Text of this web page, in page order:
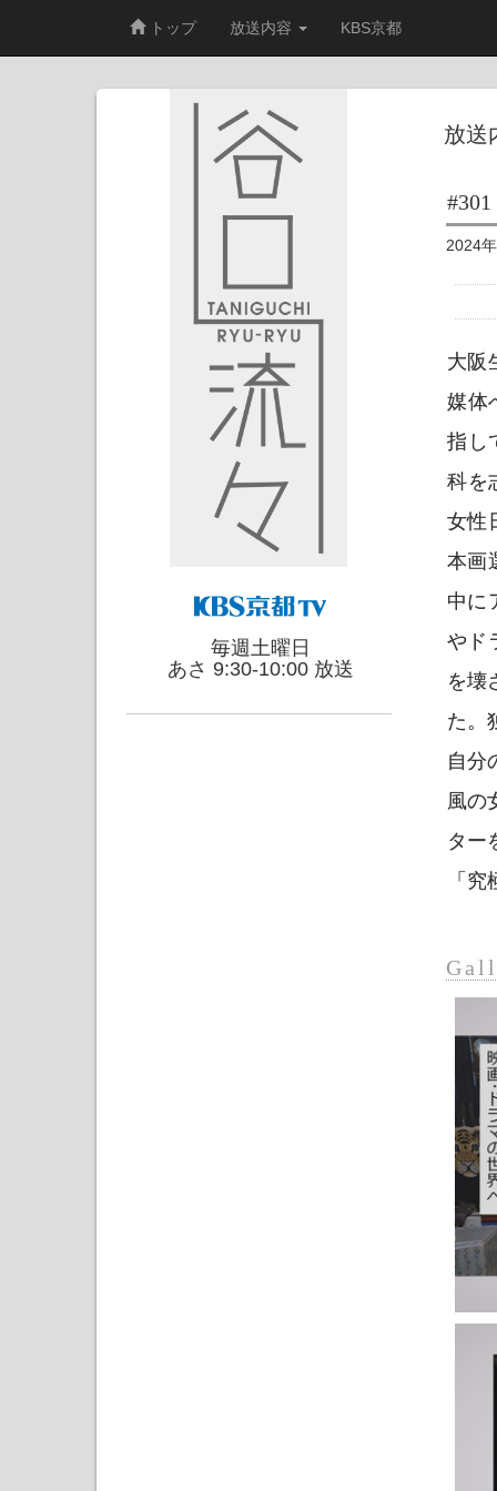
トップ 放送内容 KBS京都
毎週土曜日
あさ 9:30-10:00 放送
放送
#301
2024
大阪
媒体
指し
科を
女性
本画
中に
やド
を壊
た。
自分
風の
ター
「